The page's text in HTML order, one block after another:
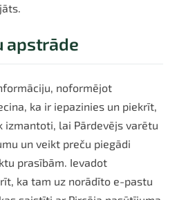
apstrāde
noformējot
ka ir iepazinies un piekrīt,
izmantoti, lai Pārdevējs varētu
un veikt preču piegādi
prasībām. Ievadot
ka tam uz norādīto e-pastu